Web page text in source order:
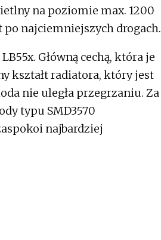
na poziomie max. 1200
najciemniejszych drogach.
Główną cechą, która je
kształt radiatora, który jest
nie uległa przegrzaniu. Za
typu SMD3570
najbardziej